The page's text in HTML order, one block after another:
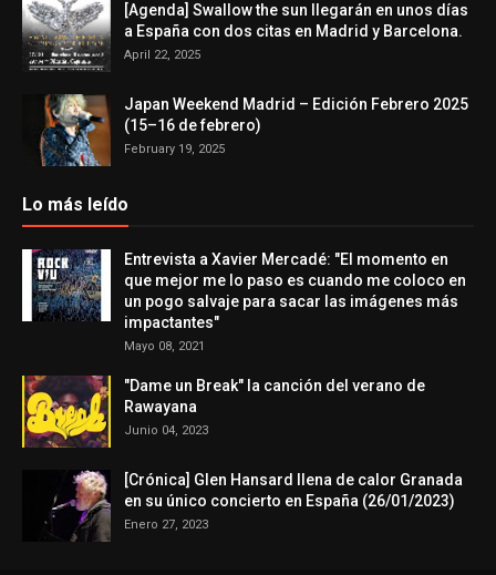
[Agenda] Swallow the sun llegarán en unos días
a España con dos citas en Madrid y Barcelona.
April 22, 2025
Japan Weekend Madrid – Edición Febrero 2025
(15–16 de febrero)
February 19, 2025
Lo más leído
Entrevista a Xavier Mercadé: "El momento en
que mejor me lo paso es cuando me coloco en
un pogo salvaje para sacar las imágenes más
impactantes"
Mayo 08, 2021
"Dame un Break" la canción del verano de
Rawayana
Junio 04, 2023
[Crónica] Glen Hansard llena de calor Granada
en su único concierto en España (26/01/2023)
Enero 27, 2023